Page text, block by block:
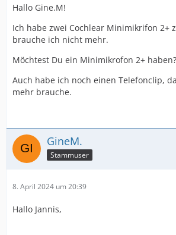
Hallo Gine.M!
Ich habe zwei Cochlear Minimikrifon 2+
brauche ich nicht mehr.
Möchtest Du ein Minimikrofon 2+ haben?
Auch habe ich noch einen Telefonclip,
mehr brauche.
GineM.
Stammuser
8. April 2024 um 20:39
Hallo Jannis,